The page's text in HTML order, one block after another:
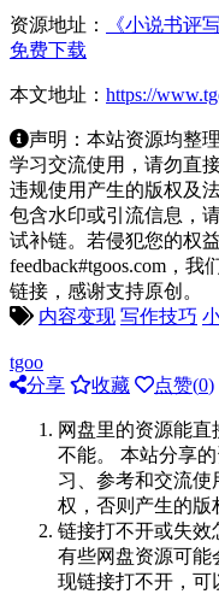
资源地址：
《小说书评
免费下载
本文地址： https://
声明：本站资源均整
学习交流使用，请勿直
违规使用产生的版权及
包含水印或引流信息，
试补链。若侵犯您的权
feedback#tgoos.com，
链接，感谢支持原创。
内容变现 写作技巧
tgoo
分享
收藏 点赞(0)
网盘里的资源能直
不能。 本站分享
习、参考和交流使
权，否则产生的版
链接打不开或失效
有些网盘资源可能
现链接打不开，可